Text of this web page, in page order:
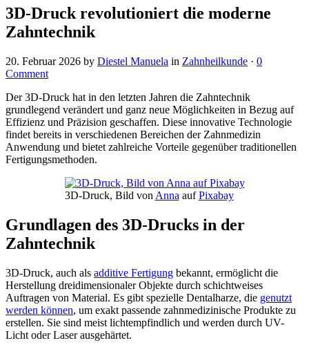
3D-Druck revolutioniert die moderne
Zahntechnik
20. Februar 2026 by Diestel Manuela in Zahnheilkunde · 0
Comment
Der 3D-Druck hat in den letzten Jahren die Zahntechnik
grundlegend verändert und ganz neue Möglichkeiten in Bezug auf
Effizienz und Präzision geschaffen. Diese innovative Technologie
findet bereits in verschiedenen Bereichen der Zahnmedizin
Anwendung und bietet zahlreiche Vorteile gegenüber traditionellen
Fertigungsmethoden.
3D-Druck, Bild von Anna aufPixabay
Grundlagen des 3D-Drucks in der
Zahntechnik
3D-Druck, auch als additive Fertigung bekannt, ermöglicht die
Herstellung dreidimensionaler Objekte durch schichtweises
Auftragen von Material. Es gibt spezielle Dentalharze, die genutzt
werden können, um exakt passende zahnmedizinische Produkte zu
erstellen. Sie sind meist lichtempfindlich und werden durch UV-
Licht oder Laser ausgehärtet.